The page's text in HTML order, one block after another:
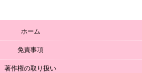
ホーム
免責事項
著作権の取り扱い